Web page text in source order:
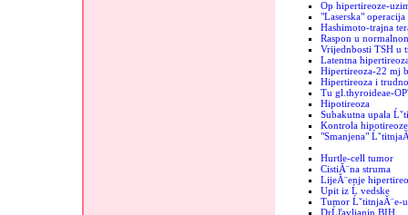
Op hipertireoze-
"Laserska" operacija
Hashimoto-trajna
Raspon u
Vrijednbosti TSH u
Latentna
Hipertireoza-22 mj
Hipertireoza i
Tu gl.thyroideae-
Hipotireoza
Subakutna upala
Kontrola hipotireoze
"Smanjena"
Hurtle-cell tumor
CistiĂ¨na struma
LijeĂ¨enje
Upit iz Ĺ vedske
Tumor ĹˇtitnjaĂ¨e-
DrĹľavljanin BIH